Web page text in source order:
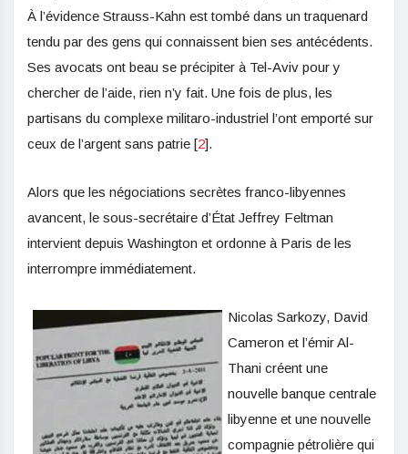
À l’évidence Strauss-Kahn est tombé dans un traquenard
tendu par des gens qui connaissent bien ses antécédents.
Ses avocats ont beau se précipiter à Tel-Aviv pour y
chercher de l’aide, rien n’y fait. Une fois de plus, les
partisans du complexe militaro-industriel l’ont emporté sur
ceux de l’argent sans patrie [2].
Alors que les négociations secrètes franco-libyennes
avancent, le sous-secrétaire d’État Jeffrey Feltman
intervient depuis Washington et ordonne à Paris de les
interrompre immédiatement.
Nicolas Sarkozy, David
Cameron et l’émir Al-
Thani créent une
nouvelle banque centrale
libyenne et une nouvelle
compagnie pétrolière qui